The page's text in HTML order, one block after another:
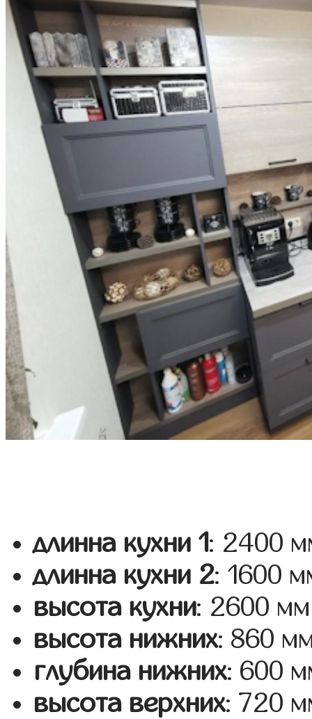
длинна кухни 1: 2400
длинна кухни 2: 1600
высота кухни: 2600 мм
высота нижних: 860
глубина нижних: 600
высота верхних: 720